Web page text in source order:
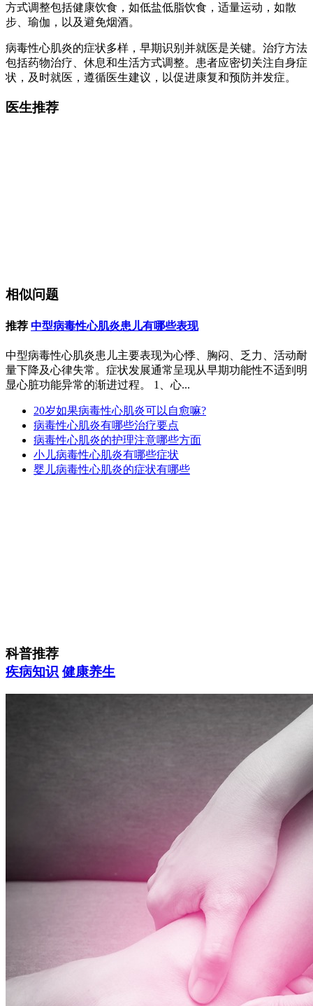
方式调整包括健康饮食，如低盐低脂饮食，适量运动，如散
步、瑜伽，以及避免烟酒。
病毒性心肌炎的症状多样，早期识别并就医是关键。治疗方法
包括药物治疗、休息和生活方式调整。患者应密切关注自身症
状，及时就医，遵循医生建议，以促进康复和预防并发症。
医生推荐
相似问题
推荐 中型病毒性心肌炎患儿有哪些表现
中型病毒性心肌炎患儿主要表现为心悸、胸闷、乏力、活动耐
量下降及心律失常。症状发展通常呈现从早期功能性不适到明
显心脏功能异常的渐进过程。 1、心...
20岁如果病毒性心肌炎可以自愈嘛?
病毒性心肌炎有哪些治疗要点
病毒性心肌炎的护理注意哪些方面
小儿病毒性心肌炎有哪些症状
婴儿病毒性心肌炎的症状有哪些
科普推荐
疾病知识 健康养生